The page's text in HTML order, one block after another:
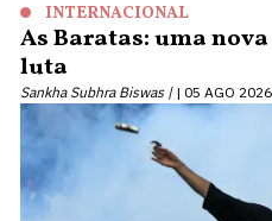
INTERNACIONAL
As Baratas: uma
luta
Sankha Subhra Biswas | 05 AGO 2026